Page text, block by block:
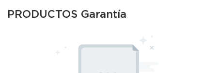
PRODUCTOS Garantía